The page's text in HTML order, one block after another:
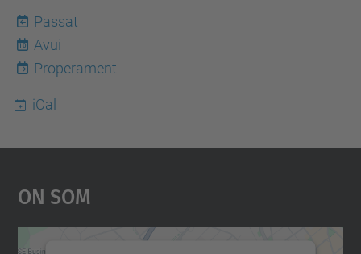
Passat
10
Avui
Properament
iCal
On Som